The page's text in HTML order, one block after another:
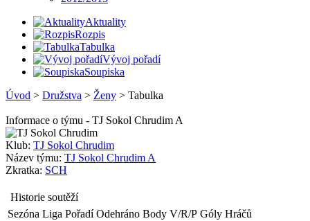
Aktuality
Rozpis
Tabulka
Vývoj pořadí
Soupiska
Úvod > Družstva > Ženy > Tabulka
Informace o týmu - TJ Sokol Chrudim A
Klub: TJ Sokol Chrudim
Název týmu: TJ Sokol Chrudim A
Zkratka: SCH
Historie soutěží
Sezóna Liga Pořadí Odehráno Body V/R/P Góly Hráčů